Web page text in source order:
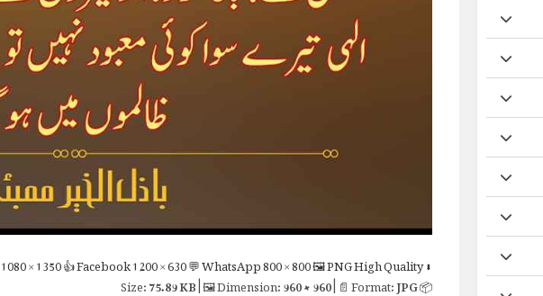
⬇ Original
1080 × 1350👍 Facebook1200 × 630💬 WhatsApp800 × 800🖼 PNGHigh Quality
📦 Size:
75.89 KB| 🖼 Dimension:960 × 960| 📄 Format:JPG